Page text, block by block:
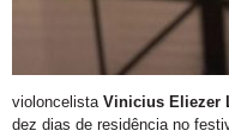
violoncelista Vinicius Eliezer
dez dias de residência no